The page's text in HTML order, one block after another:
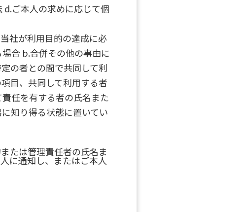
ご本人の求めに応じて個
社が利用目的の達成に必
合 b.合併その他の事由に
の者との間で共同して利
目、共同して利用する者
任を有する者の氏名また
知り得る状態に置いてい
たは管理責任者の氏名ま
に通知し、またはご本人